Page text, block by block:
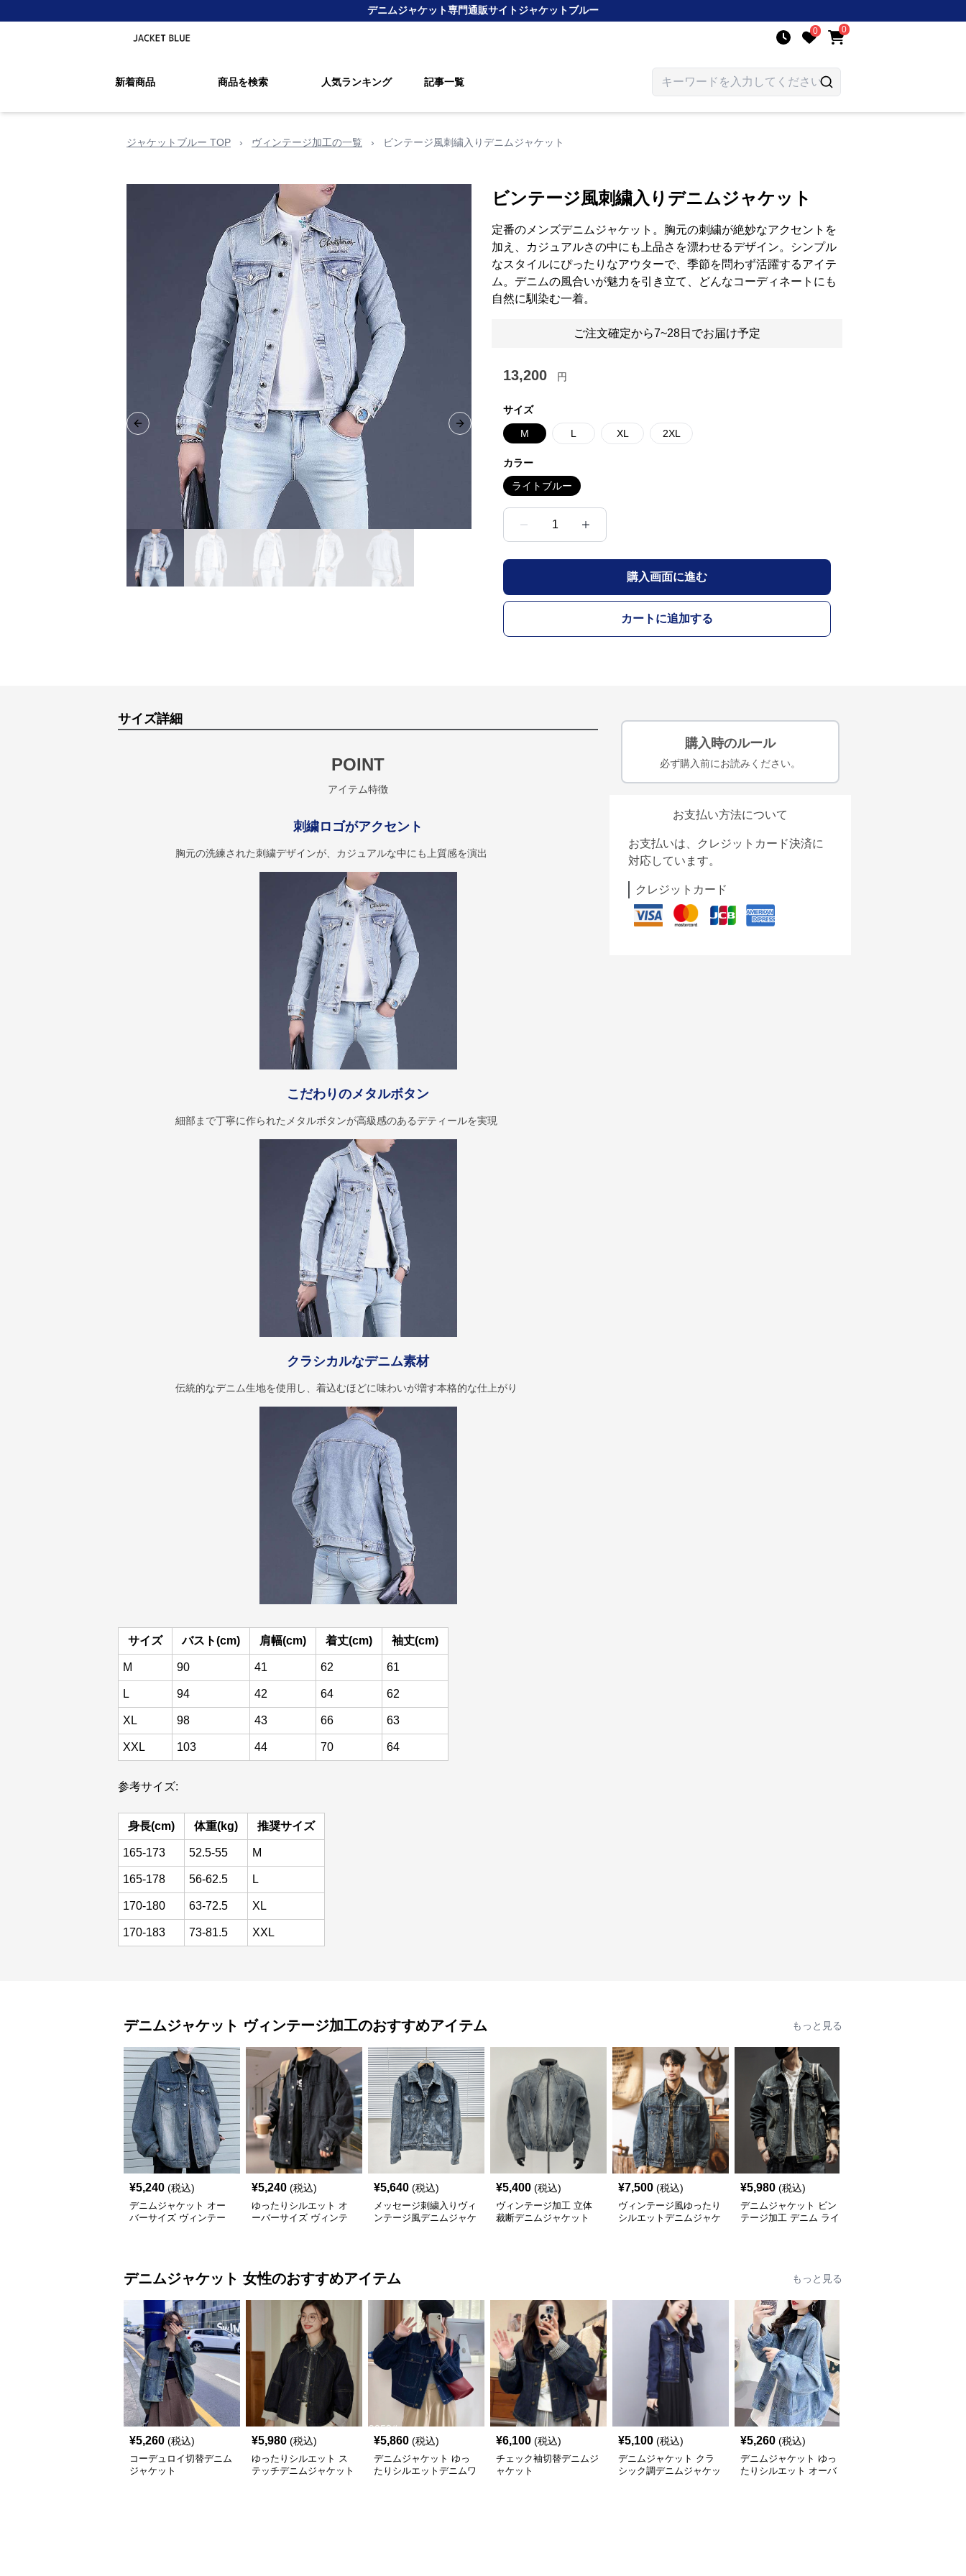
デニムジャケット専門通販サイトジャケットブルー
0 0
新着商品 商品を検索 人気ランキング 記事一覧
ジャケットブルー TOP › ヴィンテージ加工の一覧 › ビンテージ風刺繍入りデニムジャケット
Previous slide Next slide
ビンテージ風刺繍入りデニムジャケット
定番のメンズデニムジャケット。胸元の刺繍が絶妙なアクセントを
加え、カジュアルさの中にも上品さを漂わせるデザイン。シンプル
なスタイルにぴったりなアウターで、季節を問わず活躍するアイテ
ム。デニムの風合いが魅力を引き立て、どんなコーディネートにも
自然に馴染む一着。
ご注文確定から7~28日でお届け予定
13,200 円
サイズ
M L XL 2XL
カラー
ライトブルー
1
購入画面に進む
カートに追加する
サイズ詳細
POINT
アイテム特徴
刺繍ロゴがアクセント
胸元の洗練された刺繍デザインが、カジュアルな中にも上質感を演出
こだわりのメタルボタン
細部まで丁寧に作られたメタルボタンが高級感のあるデティールを実現
クラシカルなデニム素材
伝統的なデニム生地を使用し、着込むほどに味わいが増す本格的な仕上がり
サイズ バスト(cm) 肩幅(cm) 着丈(cm) 袖丈(cm)
M 90 41 62 61
L 94 42 64 62
XL 98 43 66 63
XXL 103 44 70 64
参考サイズ:
身長(cm) 体重(kg) 推奨サイズ
165-173 52.5-55 M
165-178 56-62.5 L
170-180 63-72.5 XL
170-183 73-81.5 XXL
購入時のルール
必ず購入前にお読みください。
お支払い方法について
お支払いは、クレジットカード決済に
対応しています。
クレジットカード
デニムジャケット ヴィンテージ加工のおすすめアイテム もっと見る
¥5,240 (税込)
デニムジャケット オー
バーサイズ ヴィンテー
¥5,240 (税込)
ゆったりシルエット オ
ーバーサイズ ヴィンテ
¥5,640 (税込)
メッセージ刺繍入りヴィ
ンテージ風デニムジャケ
¥5,400 (税込)
ヴィンテージ加工 立体
裁断デニムジャケット
¥7,500 (税込)
ヴィンテージ風ゆったり
シルエットデニムジャケ
¥5,980 (税込)
デニムジャケット ビン
テージ加工 デニム ライ
デニムジャケット 女性のおすすめアイテム もっと見る
¥5,260 (税込)
コーデュロイ切替デニム
ジャケット
¥5,980 (税込)
ゆったりシルエット ス
テッチデニムジャケット
¥5,860 (税込)
デニムジャケット ゆっ
たりシルエットデニムワ
¥6,100 (税込)
チェック袖切替デニムジ
ャケット
¥5,100 (税込)
デニムジャケット クラ
シック調デニムジャケッ
¥5,260 (税込)
デニムジャケット ゆっ
たりシルエット オーバ